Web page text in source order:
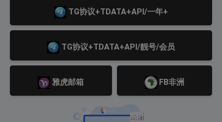
TG协议+TDATA+API/一年+
TG协议+TDATA+API/靓号/会员
雅虎邮箱 FB非洲